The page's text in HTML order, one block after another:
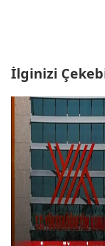
İlginizi